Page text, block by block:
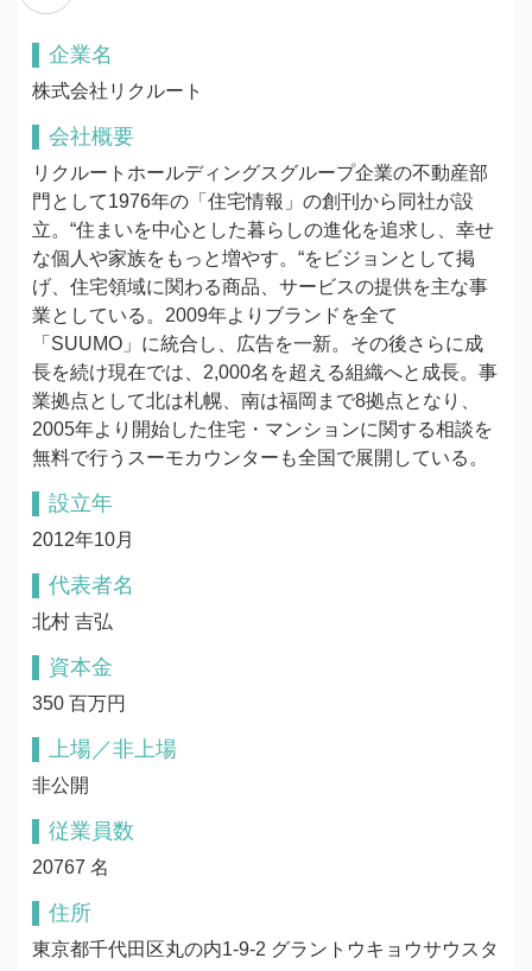
企業名
株式会社リクルート
会社概要
リクルートホールディングスグループ企業の不動産部
門として1976年の「住宅情報」の創刊から同社が設
立。“住まいを中心とした暮らしの進化を追求し、幸せ
な個人や家族をもっと増やす。“をビジョンとして掲
げ、住宅領域に関わる商品、サービスの提供を主な事
業としている。2009年よりブランドを全て
「SUUMO」に統合し、広告を一新。その後さらに成
長を続け現在では、2,000名を超える組織へと成長。事
業拠点として北は札幌、南は福岡まで8拠点となり、
2005年より開始した住宅・マンションに関する相談を
無料で行うスーモカウンターも全国で展開している。
設立年
2012年10月
代表者名
北村 吉弘
資本金
350 百万円
上場／非上場
非公開
従業員数
20767 名
住所
東京都千代田区丸の内1-9-2 グラントウキョウサウスタ